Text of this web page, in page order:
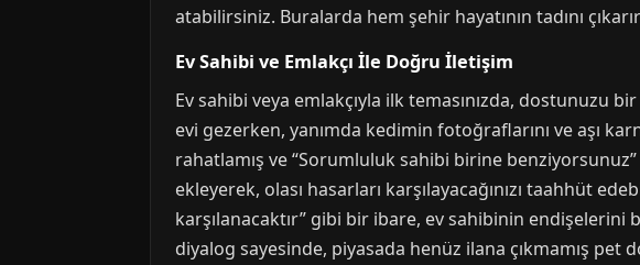
atabilirsiniz. Buralarda hem şehir hayatının tadını
Ev Sahibi ve Emlakçı İle Doğru İletişim
Ev sahibi veya emlakçıyla ilk temasınızda, dostunuzu
evi gezerken, yanımda kedimin fotoğraflarını ve aşı
rahatlamış ve “Sorumluluk sahibi birine
ekleyerek, olası hasarları karşılayacağınızı taahhüt
karşılanacaktır” gibi bir ibare, ev sahibinin
diyalog sayesinde, piyasada henüz ilana çıkmamış